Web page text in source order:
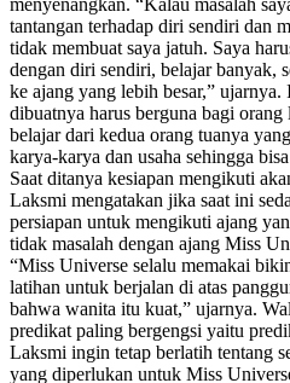
tantangan terhadap diri sendiri dan
tidak membuat saya jatuh. Saya
dengan diri sendiri, belajar banyak,
ke ajang yang lebih besar,”
dibuatnya harus berguna bagi
belajar dari kedua orang tuanya
karya-karya dan usaha sehingga
Saat ditanya kesiapan mengikuti
Laksmi mengatakan jika saat ini
persiapan untuk mengikuti ajang
tidak masalah dengan ajang Miss
“Miss Universe selalu memakai
latihan untuk berjalan di atas
bahwa wanita itu kuat,” ujarnya.
predikat paling bergengsi yaitu
Laksmi ingin tetap berlatih tentang
yang diperlukan untuk Miss